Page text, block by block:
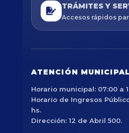
TRÁMITES Y
Accesos rápidos
ATENCIÓN MUNICIPAL
Horario municipal: 07:00 a
Horario de Ingresos
hs.
Dirección: 12 de Abril 500.